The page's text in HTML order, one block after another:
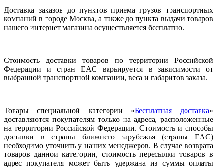
Доставка заказов до пунктов приема грузов транспортных
компаний в городе Москва, а также до пункта выдачи товаров
нашего интернет магазина осуществляется бесплатно.
Стоимость доставки товаров по территории Российской
Федерации и стран EAC варьируется в зависимости от
выбранной транспортной компании, веса и габаритов заказа.
Товары специальной категории «Бесплатная доставка»
доставляются покупателям только на адреса, расположенные
на территории Российской Федерации. Стоимость и способы
доставки в страны ближнего зарубежья (страны EAC)
необходимо уточнить у наших менеджеров. В случае возврата
товаров данной категории, стоимость пересылки товаров в
адрес покупателя может быть удержана из суммы оплаты